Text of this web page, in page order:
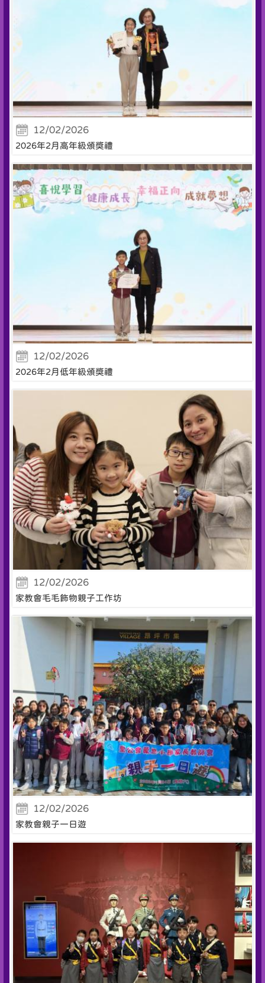
12/02/2026
2026年2月高年級頒獎禮
12/02/2026
2026年2月低年級頒獎禮
12/02/2026
家教會毛毛飾物親子工作坊
12/02/2026
家教會親子一日遊